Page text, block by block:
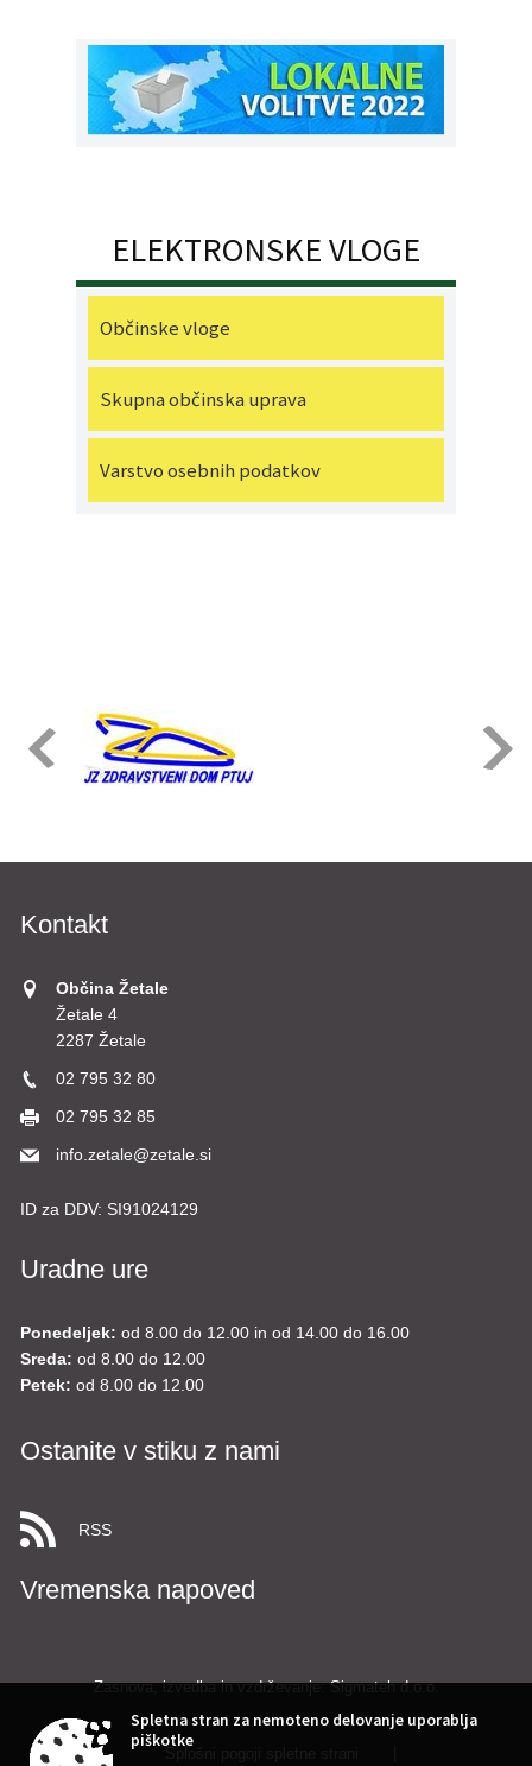
ELEKTRONSKE VLOGE
Občinske vloge
Skupna občinska uprava
Varstvo osebnih podatkov
Kontakt
Občina Žetale
Žetale 4
2287 Žetale
02 795 32 80
02 795 32 85
info.zetale@zetale.si
ID za DDV: SI91024129
Uradne ure
Ponedeljek: od 8.00 do 12.00 in od 14.00 do 16.00
Sreda: od 8.00 do 12.00
Petek: od 8.00 do 12.00
Ostanite v stiku z nami
RSS
Vremenska napoved
Zasnova, izvedba in vzdrževanje: Sigmateh d.o.o.
Spletna stran za nemoteno delovanje uporablja
piškotke